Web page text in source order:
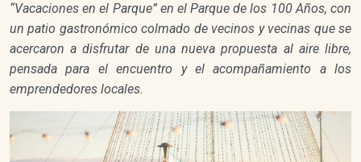
“Vacaciones en el Parque” en el Parque de los 100 Años, con
un patio gastronómico colmado de vecinos y vecinas que se
acercaron a disfrutar de una nueva propuesta al aire libre,
pensada para el encuentro y el acompañamiento a los
emprendedores locales.